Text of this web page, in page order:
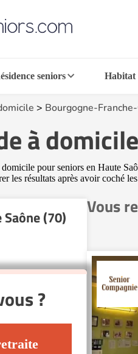
seniors Habitat
> Bourgogne-
à
pour seniors en Haute
les résultats après avoir coché
Vous
(70)
?